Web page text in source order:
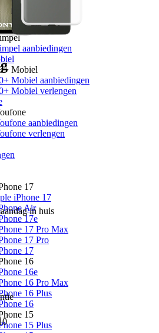
aanbiedingen
verlengen
aanbiedingen
Mobiel
Mobiel aanbiedingen
Mobiel verlengen
aanbiedingen
verlengen
17
iPhone 17
Air
17e
17 Pro Max
17 Pro
17
16
16e
16 Pro Max
16 Plus
16
15
15 Plus
in huis